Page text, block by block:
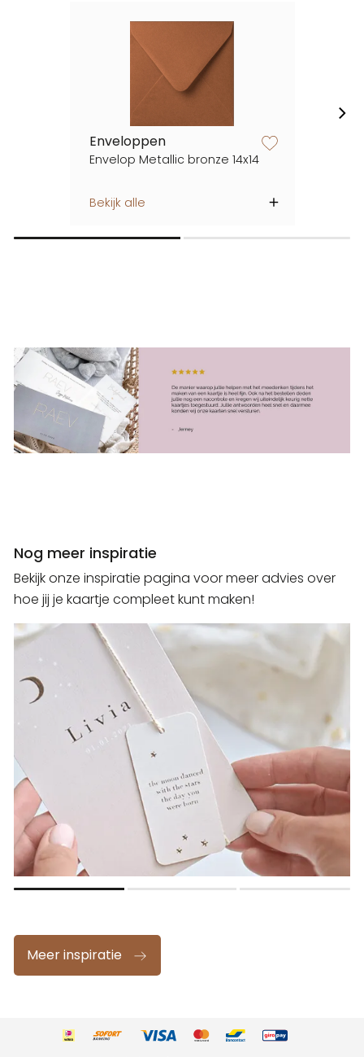
Enveloppen
Envelop Metallic bronze 14x14
Bekijk alle
Nog meer inspiratie
Bekijk onze inspiratie pagina voor meer advies over
hoe jij je kaartje compleet kunt maken!
Meer inspiratie